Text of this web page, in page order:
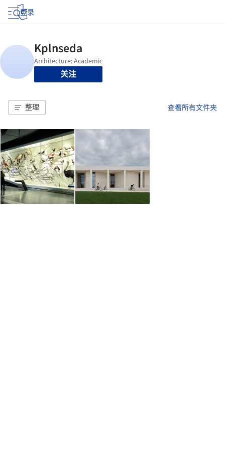
登录
关注
整理 查看所有文件夹